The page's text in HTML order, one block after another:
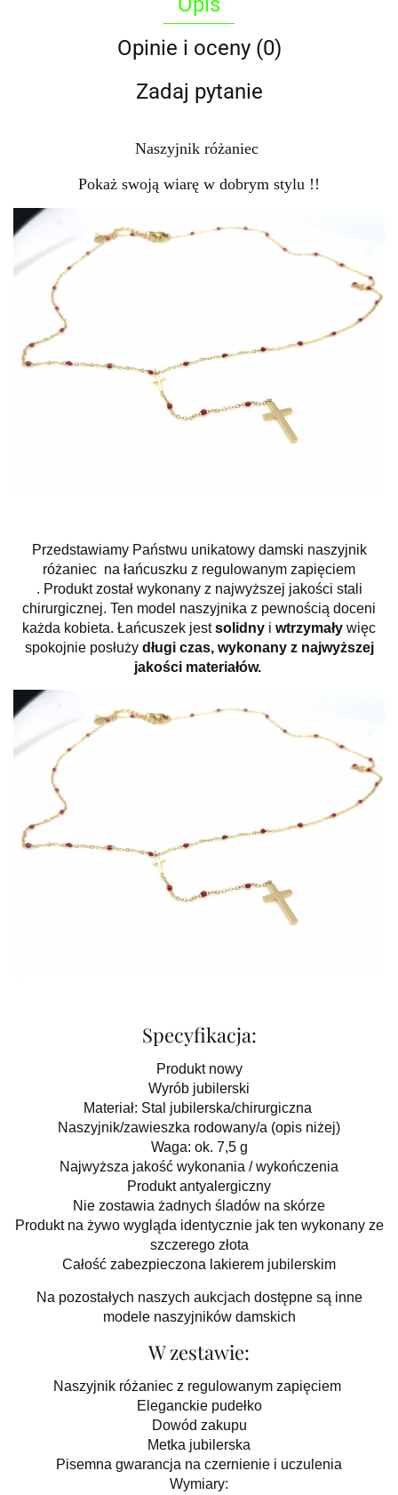
Opinie i oceny (0)
Zadaj pytanie
Naszyjnik różaniec
Pokaż swoją wiarę w dobrym stylu !!
Przedstawiamy Państwu unikatowy damski naszyjnik
różaniec na łańcuszku z regulowanym zapięciem
. Produkt został wykonany z najwyższej jakości stali
chirurgicznej. Ten model naszyjnika z pewnością doceni
każda kobieta. Łańcuszek jestsolidny i wtrzymały więc
spokojnie posłuży długi czas, wykonany z najwyższej
jakości materiałów.
Specyfikacja:
Produkt nowy
Wyrób jubilerski
Materiał: Stal jubilerska/chirurgiczna
Naszyjnik/zawieszka rodowany/a (opis niżej)
Waga: ok. 7,5 g
Najwyższa jakość wykonania / wykończenia
Produkt antyalergiczny
Nie zostawia żadnych śladów na skórze
Produkt na żywo wygląda identycznie jak ten wykonany ze
szczerego złota
Całość zabezpieczona lakierem jubilerskim
Na pozostałych naszych aukcjach dostępne są inne
modele naszyjników damskich
W zestawie:
Naszyjnik różaniec z regulowanym zapięciem
Eleganckie pudełko
Dowód zakupu
Metka jubilerska
Pisemna gwarancja na czernienie i uczulenia
Wymiary: